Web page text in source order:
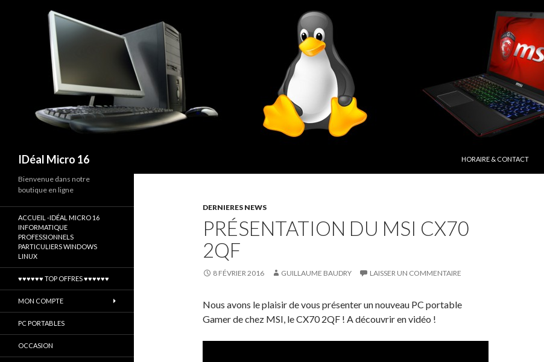
IDéal Micro 16
HORAIRE & CONTACT
DERNIERES NEWS
PRÉSENTATION DU MSI CX70
2QF
8 FÉVRIER 2016 GUILLAUME BAUDRY LAISSER UN COMMENTAIRE
Nous avons le plaisir de vous présenter un nouveau PC portable
Gamer de chez MSI, le CX70 2QF ! A découvrir en vidéo !
Bienvenue dans notre
boutique en ligne
ACCUEIL -IDÉAL MICRO 16
INFORMATIQUE
PROFESSIONNELS
PARTICULIERS WINDOWS
LINUX
♥♥♥♥♥♥ TOP OFFRES ♥♥♥♥♥♥
MON COMPTE
PC PORTABLES
OCCASION